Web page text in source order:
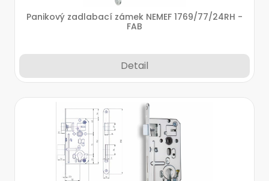
Panikový zadlabací zámek NEMEF 1769/77/24RH -
FAB
Detail